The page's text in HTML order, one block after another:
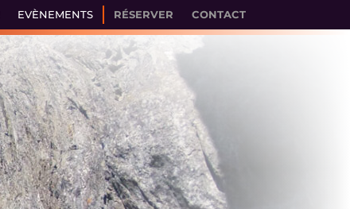
EVÈNEMENTS RÉSERVER CONTACT